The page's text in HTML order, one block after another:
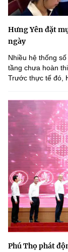
Hưng Yên đặt
ngày
Nhiều hệ thống
tầng chưa hoàn
Trước thực tế đó,
Phú Thọ phát